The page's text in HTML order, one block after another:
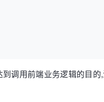
调用前端业务逻辑的目的